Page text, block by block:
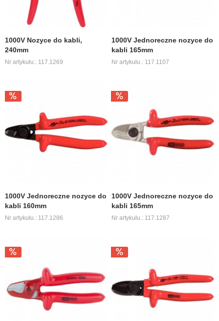
1000V Nozyce do kabli,
240mm
Nr artykułu.: 117.1269
1000V Jednoreczne nozyce do
kabli 165mm
Nr artykułu.: 117.1107
1000V Jednoreczne nozyce do
kabli 160mm
Nr artykułu.: 117.1286
1000V Jednoreczne nozyce do
kabli 165mm
Nr artykułu.: 117.1287